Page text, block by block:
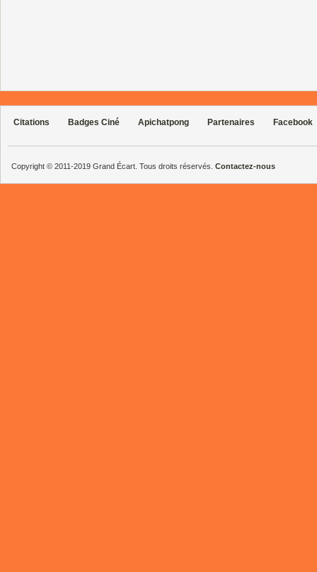
Citations Badges Ciné Apichatpong Partenaires Facebook
Copyright © 2011-2019 Grand Écart. Tous droits réservés. Contactez-nous